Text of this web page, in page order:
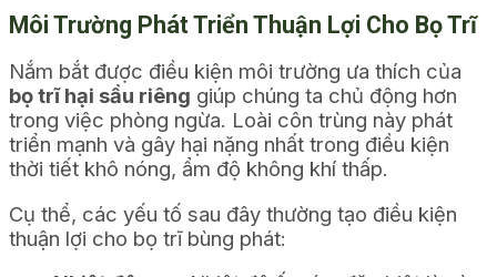
Môi Trường Phát Triển Thuận Lợi Cho Bọ Trĩ
Nắm bắt được điều kiện môi trường ưa thích của
bọ trĩ hại sầu riêng giúp chúng ta chủ động hơn
trong việc phòng ngừa. Loài côn trùng này phát
triển mạnh và gây hại nặng nhất trong điều kiện
thời tiết khô nóng, ẩm độ không khí thấp.
Cụ thể, các yếu tố sau đây thường tạo điều kiện
thuận lợi cho bọ trĩ bùng phát: